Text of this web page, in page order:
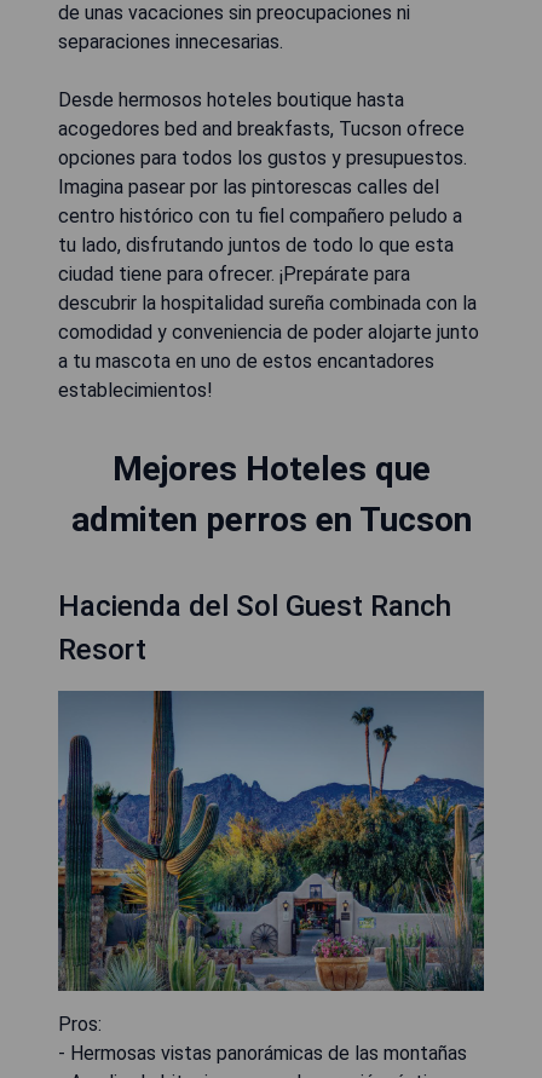
de unas vacaciones sin preocupaciones ni
separaciones innecesarias.
Desde hermosos hoteles boutique hasta
acogedores bed and breakfasts, Tucson ofrece
opciones para todos los gustos y presupuestos.
Imagina pasear por las pintorescas calles del
centro histórico con tu fiel compañero peludo a
tu lado, disfrutando juntos de todo lo que esta
ciudad tiene para ofrecer. ¡Prepárate para
descubrir la hospitalidad sureña combinada con la
comodidad y conveniencia de poder alojarte junto
a tu mascota en uno de estos encantadores
establecimientos!
Mejores Hoteles que
admiten perros en Tucson
Hacienda del Sol Guest Ranch
Resort
Pros:
- Hermosas vistas panorámicas de las montañas